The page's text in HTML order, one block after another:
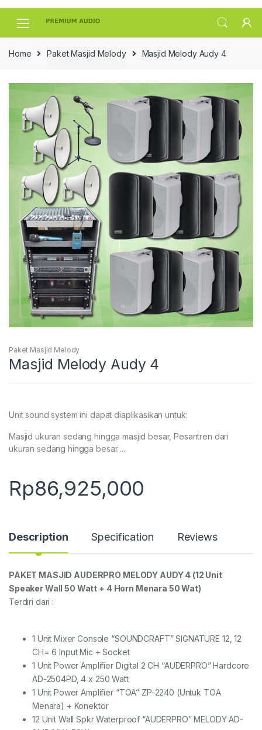
Skip
Skip
Home Paket Masjid Melody Masjid Melody Audy 4
Paket Masjid Melody
Masjid Melody Audy 4
Unit sound system ini dapat diaplikasikan untuk:
Masjid ukuran sedang hingga masjid besar, Pesantren dari
ukuran sedang hingga besar…..
Rp86,925,000
Description Specification Reviews
PAKET MASJID AUDERPRO MELODY AUDY 4 (12 Unit
Speaker Wall 50 Watt + 4 Horn Menara 50 Wat)
Terdiri dari :
1 Unit Mixer Console “SOUNDCRAFT” SIGNATURE 12, 12
CH= 6 Input Mic + Socket
1 Unit Power Amplifier Digital 2 CH “AUDERPRO” Hardcore
AD-2504PD, 4 x 250 Watt
1 Unit Power Amplifier “TOA” ZP-2240 (Untuk TOA
Menara) + Konektor
12 Unit Wall Spkr Waterproof “AUDERPRO” MELODY AD-